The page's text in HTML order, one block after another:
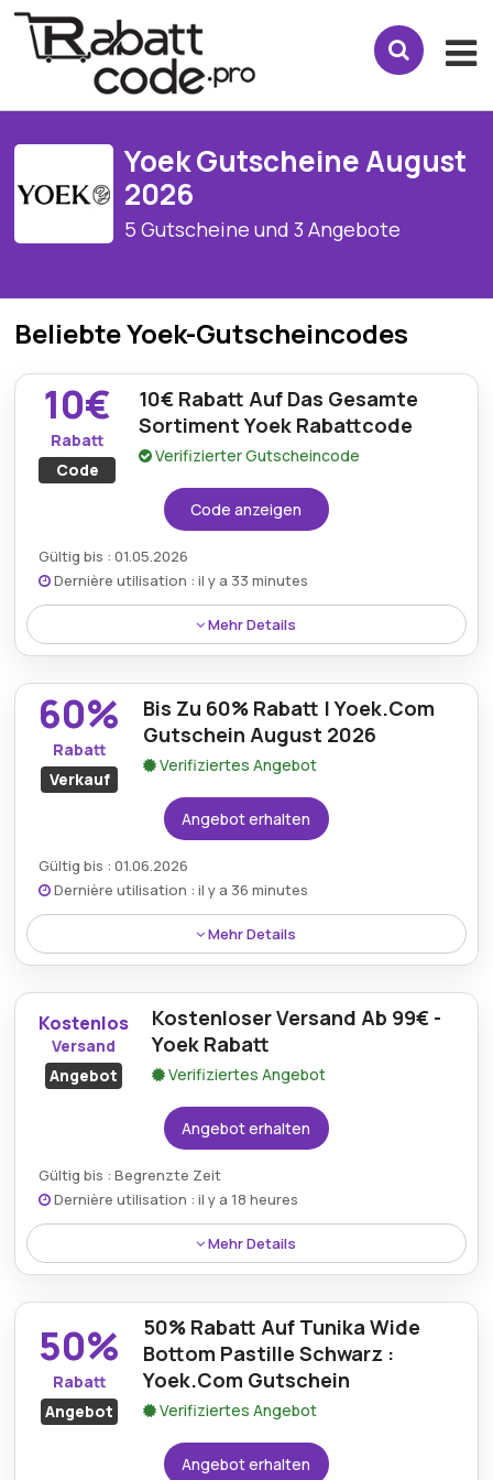
Yoek Gutscheine August
2026
5 Gutscheine und 3 Angebote
Beliebte Yoek-Gutscheincodes
10€
Rabatt
Code
10€ Rabatt Auf Das Gesamte
Sortiment Yoek Rabattcode
Verifizierter Gutscheincode
Code anzeigen
Gültig bis : 01.05.2026
Dernière utilisation : il y a 33 minutes
Mehr Details
Kunden können bei jedem Einkauf im gesamten Store
10€ sparen, indem sie den Yoek-Rabattcode beim
Bezahlvorgang anwenden.
60%
Rabatt
Verkauf
Bis Zu 60% Rabatt | Yoek.Com
Gutschein August 2026
Verifiziertes Angebot
Angebot erhalten
Gültig bis : 01.06.2026
Dernière utilisation : il y a 36 minutes
Mehr Details
Einkäufer können Einsparungen von bis zu 60% auf
Premium-Modekollektionen erzielen, wenn sie den
verifizierten Yoek.com-Gutschein online verwenden.
Kostenlos
Versand
Angebot
Kostenloser Versand Ab 99€ -
Yoek Rabatt
Verifiziertes Angebot
Angebot erhalten
Gültig bis : Begrenzte Zeit
Dernière utilisation : il y a 18 heures
Mehr Details
Kostenloser Versand ist für Bestellungen über 99€
verfügbar, sodass Käufer hochwertige Yoek-
Bekleidung mit zusätzlichem Komfort und Mehrwert
genießen können.
50%
Rabatt
Angebot
50% Rabatt Auf Tunika Wide
Bottom Pastille Schwarz :
Yoek.Com Gutschein
Verifiziertes Angebot
Angebot erhalten